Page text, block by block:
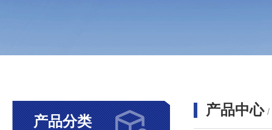
产品分类
产品中心 /